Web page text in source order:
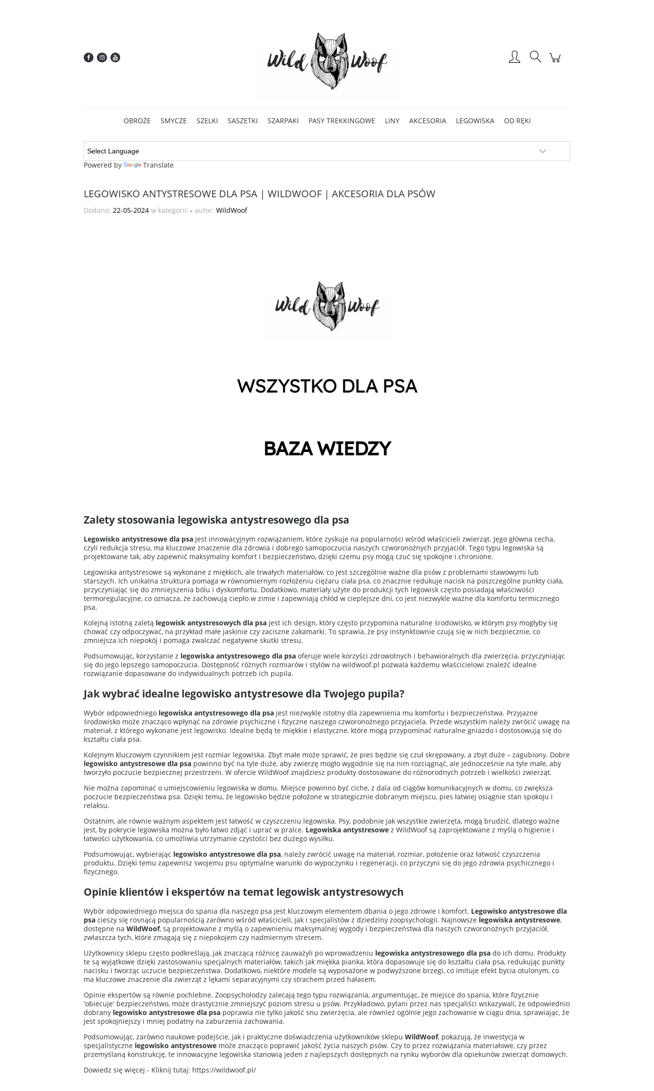
OBROŻE SMYCZE SZELKI SASZETKI SZARPAKI PASY TREKKINGOWE LINY AKCESORIA LEGOWISKA OD RĘKI
Powered by Translate
LEGOWISKO ANTYSTRESOWE DLA PSA | WILDWOOF | AKCESORIA DLA PSÓW
Dodano: 22-05-2024 w kategorii: - autor: WildWoof
Zalety stosowania legowiska antystresowego dla psa
Legowisko antystresowe dla psa jest innowacyjnym rozwiązaniem, które zyskuje na popularności wśród właścicieli zwierząt. Jego główna cecha,
czyli redukcja stresu, ma kluczowe znaczenie dla zdrowia i dobrego samopoczucia naszych czworonożnych przyjaciół. Tego typu legowiska są
projektowane tak, aby zapewnić maksymalny komfort i bezpieczeństwo, dzięki czemu psy mogą czuć się spokojne i chronione.
Legowiska antystresowe są wykonane z miękkich, ale trwałych materiałów, co jest szczególnie ważne dla psów z problemami stawowymi lub
starszych. Ich unikalna struktura pomaga w równomiernym rozłożeniu ciężaru ciała psa, co znacznie redukuje nacisk na poszczególne punkty ciała,
przyczyniając się do zmniejszenia bólu i dyskomfortu. Dodatkowo, materiały użyte do produkcji tych legowisk często posiadają właściwości
termoregulacyjne, co oznacza, że zachowują ciepło w zimie i zapewniają chłód w cieplejsze dni, co jest niezwykle ważne dla komfortu termicznego
psa.
Kolejną istotną zaletą legowisk antystresowych dla psa jest ich design, który często przypomina naturalne środowisko, w którym psy mogłyby się
chować czy odpoczywać, na przykład małe jaskinie czy zaciszne zakamarki. To sprawia, że psy instynktownie czują się w nich bezpiecznie, co
zmniejsza ich niepokój i pomaga zwalczać negatywne skutki stresu.
Podsumowując, korzystanie z legowiska antystresowego dla psa oferuje wiele korzyści zdrowotnych i behawioralnych dla zwierzęcia, przyczyniając
się do jego lepszego samopoczucia. Dostępność różnych rozmiarów i stylów na wildwoof.pl pozwala każdemu właścicielowi znaleźć idealne
rozwiązanie dopasowane do indywidualnych potrzeb ich pupila.
Jak wybrać idealne legowisko antystresowe dla Twojego pupila?
Wybór odpowiedniego legowiska antystresowego dla psa jest niezwykle istotny dla zapewnienia mu komfortu i bezpieczeństwa. Przyjazne
środowisko może znacząco wpłynąć na zdrowie psychiczne i fizyczne naszego czworonożnego przyjaciela. Przede wszystkim należy zwrócić uwagę na
materiał, z którego wykonane jest legowisko. Idealne będą te miękkie i elastyczne, które mogą przypominać naturalne gniazdo i dostosowują się do
kształtu ciała psa.
Kolejnym kluczowym czynnikiem jest rozmiar legowiska. Zbyt małe może sprawić, że pies będzie się czuł skrępowany, a zbyt duże – zagubiony. Dobre
legowisko antystresowe dla psa powinno być na tyle duże, aby zwierzę mogło wygodnie się na nim rozciągnąć, ale jednocześnie na tyle małe, aby
tworzyło poczucie bezpiecznej przestrzeni. W ofercie WildWoofznajdziesz produkty dostosowane do różnorodnych potrzeb i wielkości zwierząt.
Nie można zapominać o umiejscowieniu legowiska w domu. Miejsce powinno być ciche, z dala od ciągów komunikacyjnych w domu, co zwiększa
poczucie bezpieczeństwa psa. Dzięki temu, że legowisko będzie położone w strategicznie dobranym miejscu, pies łatwiej osiągnie stan spokoju i
relaksu.
Ostatnim, ale równie ważnym aspektem jest łatwość w czyszczeniu legowiska. Psy, podobnie jak wszystkie zwierzęta, mogą brudzić, dlatego ważne
jest, by pokrycie legowiska można było łatwo zdjąć i uprać w pralce. Legowiska antystresowe z WildWoof są zaprojektowane z myślą o higienie i
łatwości użytkowania, co umożliwia utrzymanie czystości bez dużego wysiłku.
Podsumowując, wybierając legowisko antystresowe dla psa, należy zwrócić uwagę na materiał, rozmiar, położenie oraz łatwość czyszczenia
produktu. Dzięki temu zapewnisz swojemu psu optymalne warunki do wypoczynku i regeneracji, co przyczyni się do jego zdrowia psychicznego i
fizycznego.
Opinie klientów i ekspertów na temat legowisk antystresowych
Wybór odpowiedniego miejsca do spania dla naszego psa jest kluczowym elementem dbania o jego zdrowie i komfort. Legowisko antystresowe dla
psa cieszy się rosnącą popularnością zarówno wśród właścicieli, jak i specjalistów z dziedziny zoopsychologii. Najnowsze legowiska antystresowe,
dostępne na WildWoof, są projektowane z myślą o zapewnieniu maksymalnej wygody i bezpieczeństwa dla naszych czworonożnych przyjaciół,
zwłaszcza tych, które zmagają się z niepokojem czy nadmiernym stresem.
Użytkownicy sklepu często podkreślają, jak znaczącą różnicę zauważyli po wprowadzeniu legowiska antystresowego dla psa do ich domu. Produkty
te są wyjątkowe dzięki zastosowaniu specjalnych materiałów, takich jak miękka pianka, która dopasowuje się do kształtu ciała psa, redukując punkty
nacisku i tworząc uczucie bezpieczeństwa. Dodatkowo, niektóre modele są wyposażone w podwyższone brzegi, co imituje efekt bycia otulonym, co
ma kluczowe znaczenie dla zwierząt z lękami separacyjnymi czy strachem przed hałasem.
Opinie ekspertów są równie pochlebne. Zoopsycholodzy zalecają tego typu rozwiązania, argumentując, że miejsce do spania, które fizycznie
'obiecuje' bezpieczeństwo, może drastycznie zmniejszyć poziom stresu u psów. Przykładowo, pytani przez nas specjaliści wskazywali, że odpowiednio
dobrany legowisko antystresowe dla psa poprawia nie tylko jakość snu zwierzęcia, ale również ogólnie jego zachowanie w ciągu dnia, sprawiając, że
jest spokojniejszy i mniej podatny na zaburzenia zachowania.
Podsumowując, zarówno naukowe podejście, jak i praktyczne doświadczenia użytkowników sklepu WildWoof, pokazują, że inwestycja w
specjalistyczne legowisko antystresowe może znacząco poprawić jakość życia naszych psów. Czy to przez rozwiązania materiałowe, czy przez
przemyślaną konstrukcję, te innowacyjne legowiska stanowią jeden z najlepszych dostępnych na rynku wyborów dla opiekunów zwierząt domowych.
Dowiedz się więcej - Kliknij tutaj: https://wildwoof.pl/